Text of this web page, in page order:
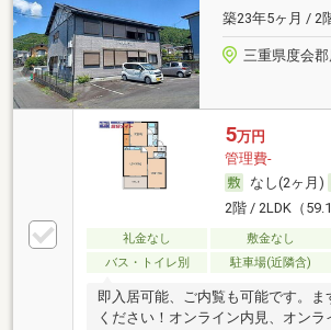
築23年5ヶ月 / 2
三重県度会
5万円
管理費-
なし(2ヶ月)
2階 / 2LDK（
礼金なし 敷金なし
バス・トイレ別
駐車場(近隣含)
即入居可能、ご内覧も可能です。ま
ください！オンライン内見、オンラ